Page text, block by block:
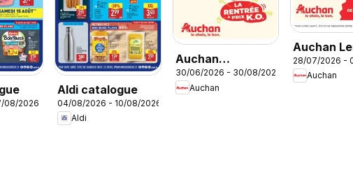
08/2026
Aldi catalogue
04/08/2026 - 10/08/2026
Aldi
Auchan
Cartables,
rentrée
30/06/2026 - 30/08/2026
Auchan
Auchan
promos du
moment
28/07/2026 -
Auchan